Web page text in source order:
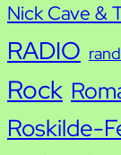
Nick Cave &
RADIO
Rock
Roskilde-